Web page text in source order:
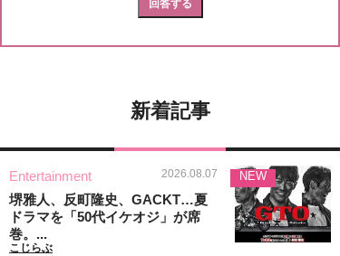
新着記事
Entertainment 2026.08.07
堺雅人、反町隆史、GACKT…夏
ドラマを「50代イケオジ」が席
巻。...
こじらぶ
NEW